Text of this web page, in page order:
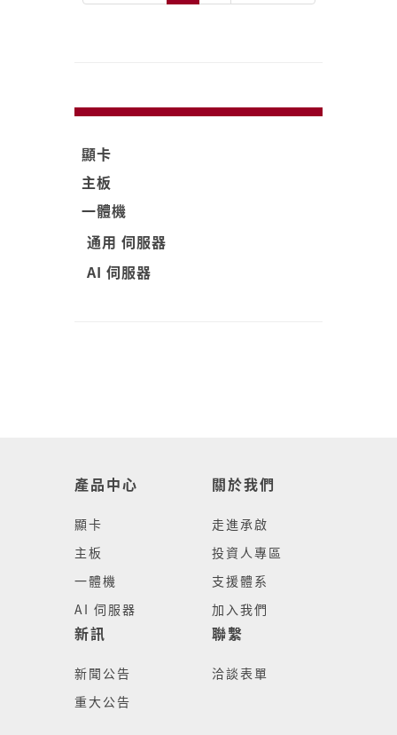
顯卡
主板
一體機
通用 伺服器
AI 伺服器
產品中心
顯卡
主板
一體機
AI 伺服器
關於我們
走進承啟
投資人專區
支援體系
加入我們
新訊
新聞公告
重大公告
聯繫
洽談表單